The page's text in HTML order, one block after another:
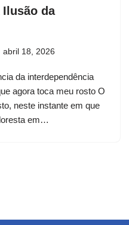
Ilusão da
abril 18, 2026
da interdependência
agora toca meu rosto O
neste instante em que
em…